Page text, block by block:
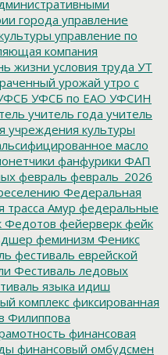
города управление
управление по
компания
жизни условия труда УТ
урожай утро с
УФСБ по ЕАО УФСИН
учитель года учитель
учреждения культуры
масло
фанфурики ФАП
февраль февраль_2026
Федеральная
трасса Амур федеральные
Федотов фейерверк фейк
феминизм Феникс
фестиваль еврейской
Фестиваль ледовых
языка идиш
комплекс фиксированная
Филиппова
финансовая
финансовый омбудсмен